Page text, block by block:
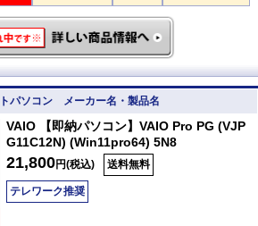
パソコン メーカー名・製品名
VAIO 【即納パソコン】VAIO Pro PG (VJP
G11C12N) (Win11pro64) 5N8
21,800円(税込) 送料無料
テレワーク推奨